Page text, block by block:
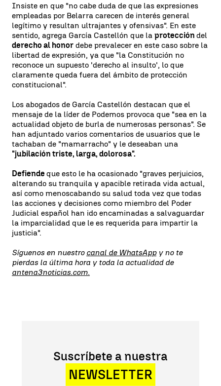
Insiste en que "no cabe duda de que las expresiones
empleadas por Belarra carecen de interés general
legítimo y resultan ultrajantes y ofensivas". En este
sentido, agrega García Castellón que la protección del
derecho al honor debe prevalecer en este caso sobre la
libertad de expresión, ya que "la Constitución no
reconoce un supuesto 'derecho al insulto', lo que
claramente queda fuera del ámbito de protección
constitucional".
Los abogados de García Castellón destacan que el
mensaje de la líder de Podemos provoca que "sea en la
actualidad objeto de burla de numerosas personas". Se
han adjuntado varios comentarios de usuarios que le
tachaban de "mamarracho" y le deseaban una
"jubilación triste, larga, dolorosa".
Defiende que esto le ha ocasionado "graves perjuicios,
alterando su tranquila y apacible retirada vida actual,
así como menoscabando su salud toda vez que todas
las acciones y decisiones como miembro del Poder
Judicial español han ido encaminadas a salvaguardar
la imparcialidad que le es requerida para impartir la
justicia".
Síguenos en nuestro canal de WhatsAppy no te
pierdas la última hora y toda la actualidad de
antena3noticias.com.
Suscríbete a nuestra
NEWSLETTER